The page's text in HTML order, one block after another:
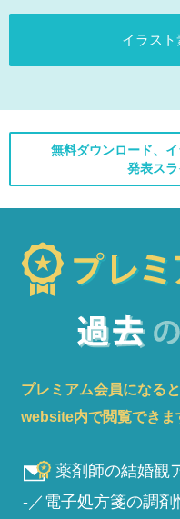
イラスト
無料ダウンロード、
発表ス
プレミアム会員になる
website内で閲覧できま
薬剤師の結婚観
-／電子処方箋の調